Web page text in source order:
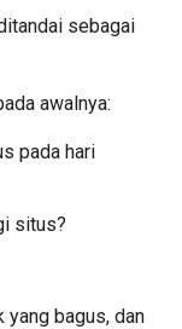
sebagai
awalnya:
pada hari
situs?
bagus, dan